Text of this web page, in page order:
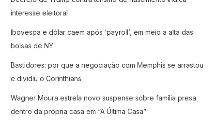
interesse eleitoral
Ibovespa e dólar caem após ‘payroll’, em meio a alta das
bolsas de NY
Bastidores: por que a negociação com Memphis se arrastou
e dividiu o Corinthians
Wagner Moura estrela novo suspense sobre família presa
dentro da própria casa em “A Última Casa”